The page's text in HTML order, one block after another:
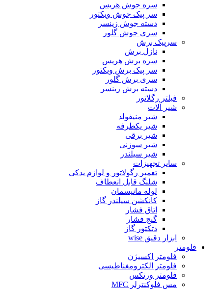
سره جوش هریس
سر پیک جوش ویکتور
دسته جوش زینسر
سری جوش گلور
سرپیک برش
نازل برش
سره برش هریس
سر پیک برش ویکتور
سری برش گلور
دسته برش زینسر
فیلتر رگلاتور
شیر آلات
شیر منیفولد
شیر یکطرفه
شیر برقی
شیر سوزنی
شیر سیلندر
سایر تجهیزات
تعمیر رگولاتور و لوازم یدکی
شلنگ قابل انعطاف
لوله مانیسمان
کانکشن سیلندر گاز
اتاق فشار
گیج فشار
دتکتور گاز
ابزار دقیق wise
فلومتر
فلومتر اکسیژن
فلومتر الکترومغناطیسی
فلومتر ورتکس
مس فلوکنترلر MFC